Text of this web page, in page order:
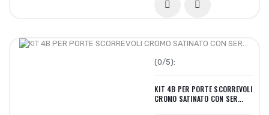
(0/5):
KIT 4B PER PORTE SCORREVOLI
CROMO SATINATO CON SER...